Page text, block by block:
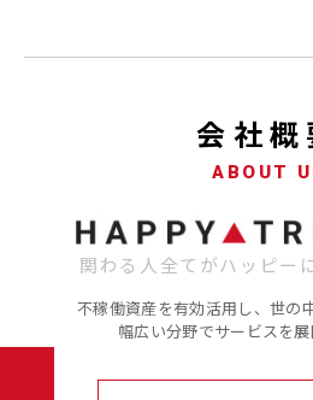
会社概
ABOUT
関わる人全てがハッピー
不稼働資産を有効活用し、世の
幅広い分野でサービスを展